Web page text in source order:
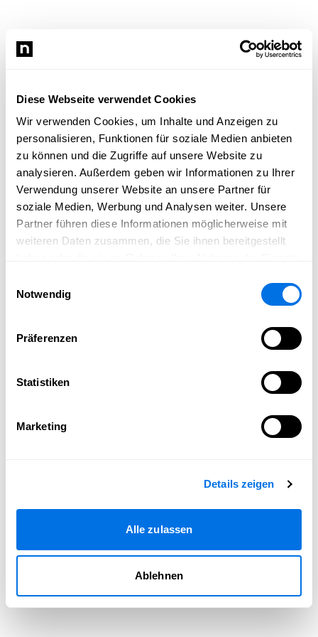
Diese Webseite verwendet Cookies
Wir verwenden Cookies, um Inhalte und Anzeigen zu
personalisieren, Funktionen für soziale Medien anbieten
zu können und die Zugriffe auf unsere Website zu
analysieren. Außerdem geben wir Informationen zu Ihrer
Verwendung unserer Website an unsere Partner für
soziale Medien, Werbung und Analysen weiter. Unsere
Partner führen diese Informationen möglicherweise mit
weiteren Daten zusammen, die Sie ihnen bereitgestellt
Notwendig
Präferenzen
Statistiken
Marketing
Details zeigen
Alle zulassen
Ablehnen
Newsload konnte nicht geladen werden.